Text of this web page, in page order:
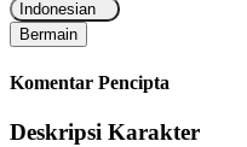
Indonesian
Bermain
Komentar Pencipta
Deskripsi Karakter